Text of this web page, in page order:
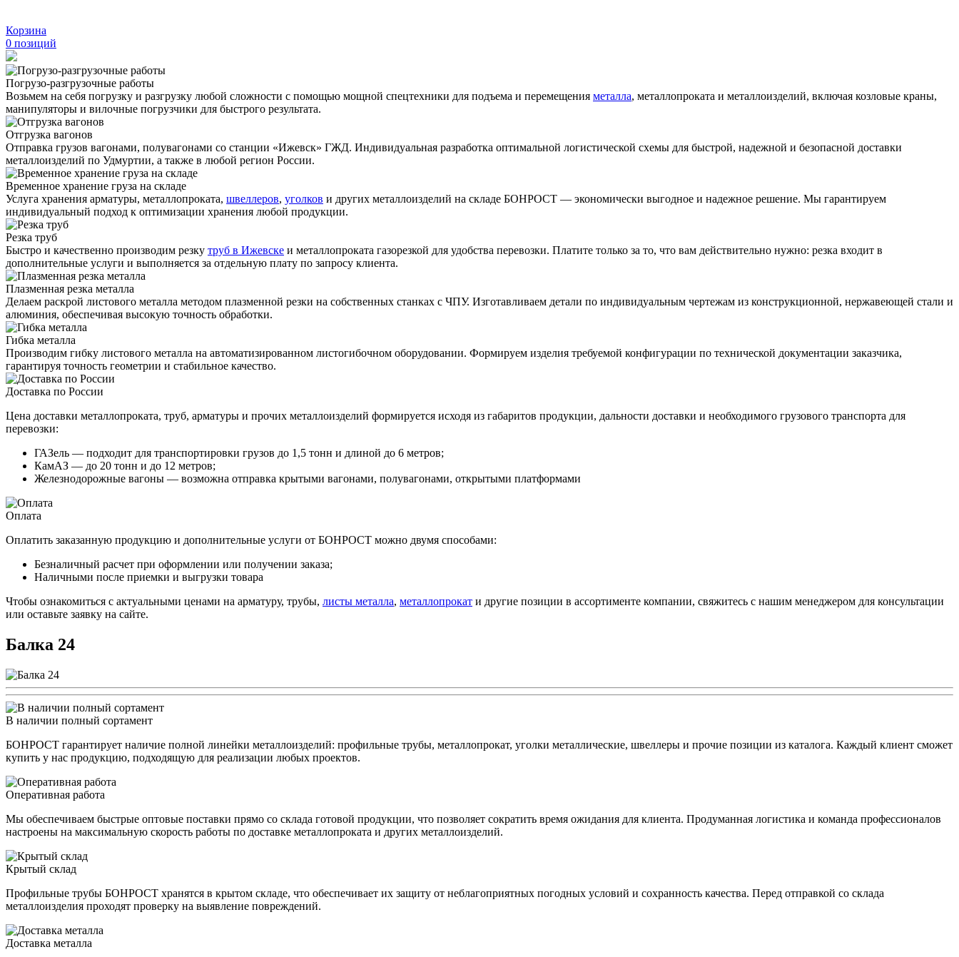
Корзина
0 позиций
Погрузо-разгрузочные работы
Возьмем на себя погрузку и разгрузку любой сложности с помощью мощной спецтехники для подъема и перемещения металла, металлопроката и металлоизделий, включая козловые краны,
манипуляторы и вилочные погрузчики для быстрого результата.
Отгрузка вагонов
Отправка грузов вагонами, полувагонами со станции «Ижевск» ГЖД. Индивидуальная разработка оптимальной логистической схемы для быстрой, надежной и безопасной доставки
металлоизделий по Удмуртии, а также в любой регион России.
Временное хранение груза на складе
Услуга хранения арматуры, металлопроката, швеллеров, уголков и других металлоизделий на складе БОНРОСТ — экономически выгодное и надежное решение. Мы гарантируем
индивидуальный подход к оптимизации хранения любой продукции.
Резка труб
Быстро и качественно производим резку труб в Ижевске и металлопроката газорезкой для удобства перевозки. Платите только за то, что вам действительно нужно: резка входит в
дополнительные услуги и выполняется за отдельную плату по запросу клиента.
Плазменная резка металла
Делаем раскрой листового металла методом плазменной резки на собственных станках с ЧПУ. Изготавливаем детали по индивидуальным чертежам из конструкционной, нержавеющей стали и
алюминия, обеспечивая высокую точность обработки.
Гибка металла
Производим гибку листового металла на автоматизированном листогибочном оборудовании. Формируем изделия требуемой конфигурации по технической документации заказчика,
гарантируя точность геометрии и стабильное качество.
Доставка по России
Цена доставки металлопроката, труб, арматуры и прочих металлоизделий формируется исходя из габаритов продукции, дальности доставки и необходимого грузового транспорта для
перевозки:
ГАЗель — подходит для транспортировки грузов до 1,5 тонн и длиной до 6 метров;
КамАЗ — до 20 тонн и до 12 метров;
Железнодорожные вагоны — возможна отправка крытыми вагонами, полувагонами, открытыми платформами
Оплата
Оплатить заказанную продукцию и дополнительные услуги от БОНРОСТ можно двумя способами:
Безналичный расчет при оформлении или получении заказа;
Наличными после приемки и выгрузки товара
Чтобы ознакомиться с актуальными ценами на арматуру, трубы, листы металла, металлопрокат и другие позиции в ассортименте компании, свяжитесь с нашим менеджером для консультации
или оставьте заявку на сайте.
Балка 24
В наличии полный сортамент
БОНРОСТ гарантирует наличие полной линейки металлоизделий: профильные трубы, металлопрокат, уголки металлические, швеллеры и прочие позиции из каталога. Каждый клиент сможет
купить у нас продукцию, подходящую для реализации любых проектов.
Оперативная работа
Мы обеспечиваем быстрые оптовые поставки прямо со склада готовой продукции, что позволяет сократить время ожидания для клиента. Продуманная логистика и команда профессионалов
настроены на максимальную скорость работы по доставке металлопроката и других металлоизделий.
Крытый склад
Профильные трубы БОНРОСТ хранятся в крытом складе, что обеспечивает их защиту от неблагоприятных погодных условий и сохранность качества. Перед отправкой со склада
металлоизделия проходят проверку на выявление повреждений.
Доставка металла